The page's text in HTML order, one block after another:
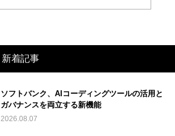
新着記事
ソフトバンク、AIコーディングツールの活用と
ガバナンスを両立する新機能
2026.08.07